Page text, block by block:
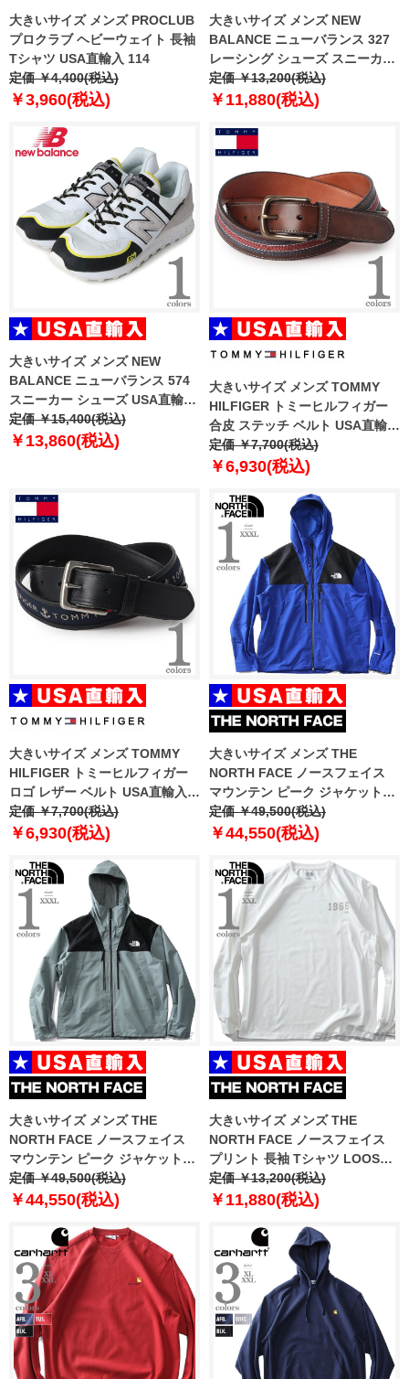
大きいサイズ メンズ PROCLUB
プロクラブ ヘビーウェイト 長袖
Tシャツ USA直輸入 114
定価 ￥4,400(税込)
￥3,960(税込)
大きいサイズ メンズ NEW
BALANCE ニューバランス 327
レーシング シューズ スニーカー
USA直輸入 ms327re
定価 ￥13,200(税込)
￥11,880(税込)
大きいサイズ メンズ NEW
BALANCE ニューバランス 574
スニーカー シューズ USA直輸入
u574te2
定価 ￥15,400(税込)
￥13,860(税込)
大きいサイズ メンズ TOMMY
HILFIGER トミーヒルフィガー
合皮 ステッチ ベルト USA直輸入
11tl02x057
定価 ￥7,700(税込)
￥6,930(税込)
大きいサイズ メンズ TOMMY
HILFIGER トミーヒルフィガー
ロゴ レザー ベルト USA直輸入
11tl02x032
定価 ￥7,700(税込)
￥6,930(税込)
大きいサイズ メンズ THE
NORTH FACE ノースフェイス
マウンテン ピーク ジャケット
MOUNTAIN PEAK JACKET
USA直輸入 nj2hq01d
定価 ￥49,500(税込)
￥44,550(税込)
大きいサイズ メンズ THE
NORTH FACE ノースフェイス
マウンテン ピーク ジャケット
MOUNTAIN PEAK JACKET
USA直輸入 nj2hq01a
定価 ￥49,500(税込)
￥44,550(税込)
大きいサイズ メンズ THE
NORTH FACE ノースフェイス
プリント 長袖 Tシャツ LOOSE
FIT USA直輸入 nt7tq01j
定価 ￥13,200(税込)
￥11,880(税込)